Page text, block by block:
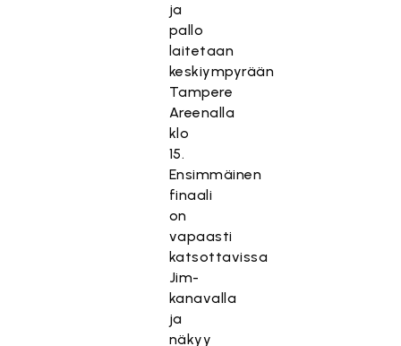
ja
pallo
laitetaan
keskiympyrään
Tampere
Areenalla
klo
15.
Ensimmäinen
finaali
on
vapaasti
katsottavissa
Jim-
kanavalla
ja
näkyy